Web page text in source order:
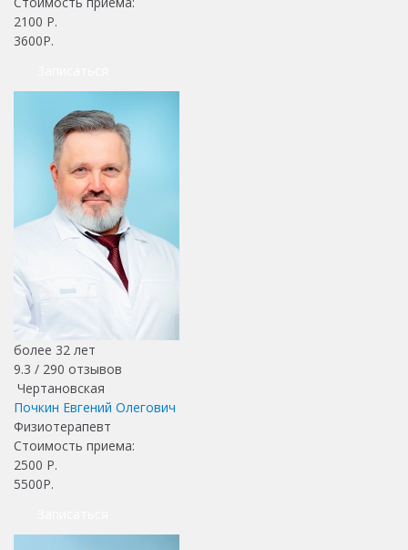
2100 Р.
3600Р.
более 32 лет
9.3 / 290 отзывов
Чертановская
Почкин Евгений Олегович
Физиотерапевт
Стоимость приема:
2500 Р.
5500Р.